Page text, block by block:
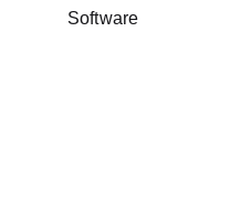
Software